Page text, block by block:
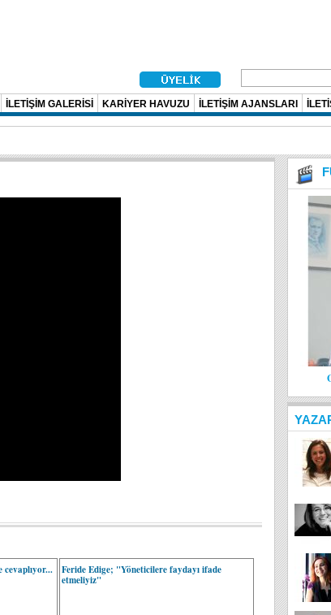
İLETİŞİM GALERİSİ KARİYER HAVUZU İLETİŞİM AJANSLARI
Feride Edige; "Yöneticilere faydayı ifade
etmeliyiz"